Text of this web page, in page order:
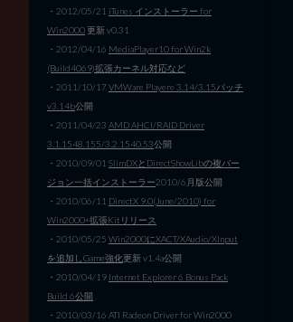
・2012/05/21 iTunes インストーラー for
Win2000更新 v0.31
・2012/04/16 MediaPlayer10 for Win2k
(Build4069)拡張カーネル対応など
・2011/10/17VMWare Playere 3.14/3.15パッチ
v3.14b公開
・2011/04/23 AMD AHCI/RAID Driver
3.1.1548.155/3.2.1540.53公開
・2010/09/01 SlimDXとDirectShowLibの複バー
ジョン一括インストーラー2010/6月版公開
・2010/06/11 DirectX 9.0(June/2010) for
Win2000+拡張Kitリリース
・2010/05/25 Win2000にXACT/XAudio/XInput
を追加しGame強化更新 v1.4a公開
・2010/04/19 Internet Explorer 6 Bonus Pack
Build 6公開
・2010/03/16 ATI Radeon Driver for Win2000